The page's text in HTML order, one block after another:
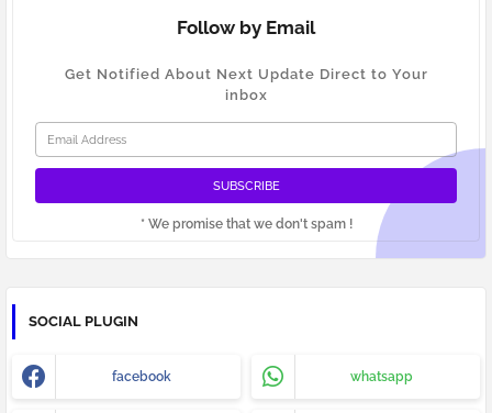
Follow by Email
Get Notified About Next Update Direct to Your
inbox
* We promise that we don't spam !
SOCIAL PLUGIN
facebook whatsapp